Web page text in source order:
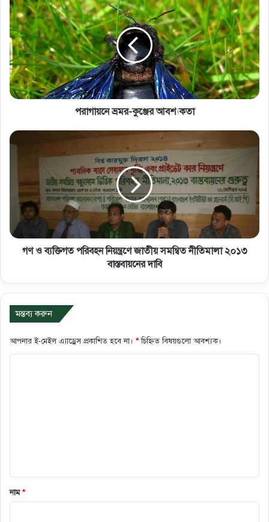
পরাগায়নে ভ্রমর-কুঞ্জের আবশ্যকতা
গণ ও ব্যক্তিগত পরিবহন নিয়ন্ত্রণে জাতীয় সমন্বিত নীতিমালা ২০১৩
বাস্তবায়নের দাবি
মন্তব্য করুন
আপনার ই-মেইল এ্যাড্রেস প্রকাশিত হবে না। *চিহ্নিত বিষয়গুলো আবশ্যক।
নাম*